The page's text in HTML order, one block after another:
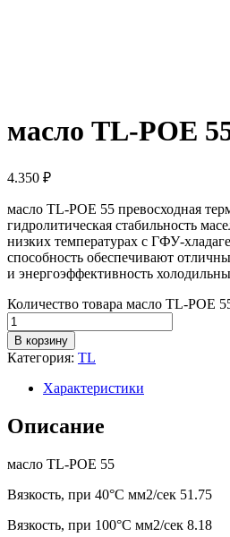
масло TL-POE
4.350 ₽
масло TL-POE 55 превосходная
гидролитическая стабильность
низких температурах с ГФУ-
способность обеспечивают
и энергоэффективность
Количество товара масло TL-POE
В корзину
Категория: TL
Характеристики
Описание
масло TL-POE 55
Вязкость, при 40°C мм2/сек 51.75
Вязкость, при 100°C мм2/сек 8.18